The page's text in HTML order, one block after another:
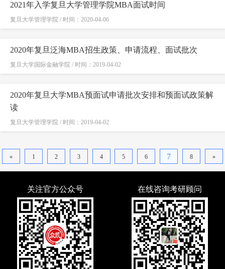
2021年入学复旦大学管理学院MBA面试时间
复旦大学管理学院 / 时间：2020-04-06
2020年复旦泛海MBA招生政策、申请流程、面试批次
复旦大学国际金融学院 / 时间：2019-04-02
2020年复旦大学MBA预面试申请批次安排和预面试政策解
读
复旦大学管理学院 / 时间：2019-04-02
« 1 2 3 4 5 6 7 8 »
关注官方公众号 在线咨询考研顾问